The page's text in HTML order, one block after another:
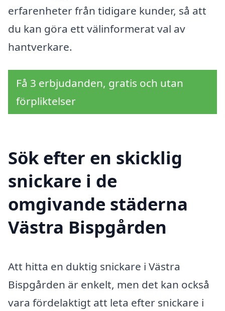
erfarenheter från tidigare kunder, så att
du kan göra ett välinformerat val av
hantverkare.
Få 3 erbjudanden, gratis och utan
förpliktelser
Sök efter en skicklig
snickare i de
omgivande städerna
Västra Bispgården
Att hitta en duktig snickare i Västra
Bispgården är enkelt, men det kan också
vara fördelaktigt att leta efter snickare i